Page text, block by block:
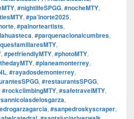
, #nightlifeSPGG, #nocheMTY,
, #pa’lnorte2025,
, #palnorteartists,
, #parquenacionalcumbres,
,
, #petfriendlyMTY, #photoMTY,
, #planeamonterrey,
, #rayadosdemonterrey,
, #restaurantsSPGG,
#rockclimbingMTY, #safetravelMTY,
,
, #sanpedroskyscraper,